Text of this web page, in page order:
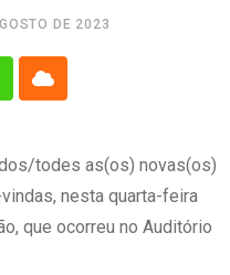
DE 2023
Cloud
todes as(os) novas(os)
nesta quarta-feira
que ocorreu no Auditório